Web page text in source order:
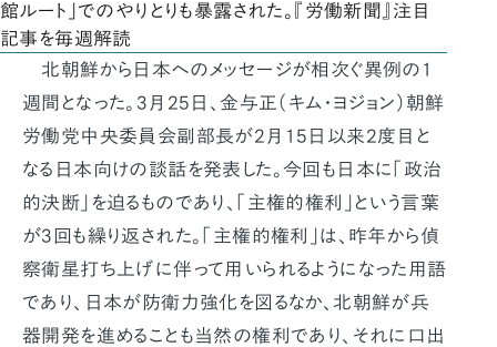
館ルート」でのやりとりも暴露された。『労働新聞』注目
記事を毎週解読
北朝鮮から日本へのメッセージが相次ぐ異例の1
週間となった。3月25日、金与正（キム・ヨジョン）朝鮮
労働党中央委員会副部長が2月15日以来2度目と
なる日本向けの談話を発表した。今回も日本に「政治
的決断」を迫るものであり、「主権的権利」という言葉
が3回も繰り返された。「主権的権利」は、昨年から偵
察衛星打ち上げに伴って用いられるようになった用語
であり、日本が防衛力強化を図るなか、北朝鮮が兵
器開発を進めることも当然の権利であり、それに口出